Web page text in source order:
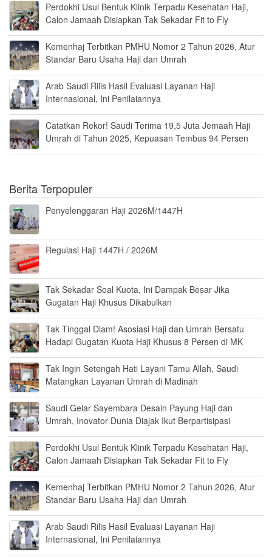
Perdokhi Usul Bentuk Klinik Terpadu Kesehatan Haji,
Calon Jamaah Disiapkan Tak Sekadar Fit to Fly
Kemenhaj Terbitkan PMHU Nomor 2 Tahun 2026, Atur
Standar Baru Usaha Haji dan Umrah
Arab Saudi Rilis Hasil Evaluasi Layanan Haji
Internasional, Ini Penilaiannya
Catatkan Rekor! Saudi Terima 19,5 Juta Jemaah Haji
Umrah di Tahun 2025, Kepuasan Tembus 94 Persen
Berita Terpopuler
Penyelenggaran Haji 2026M/1447H
Regulasi Haji 1447H / 2026M
Tak Sekadar Soal Kuota, Ini Dampak Besar Jika
Gugatan Haji Khusus Dikabulkan
Tak Tinggal Diam! Asosiasi Haji dan Umrah Bersatu
Hadapi Gugatan Kuota Haji Khusus 8 Persen di MK
Tak Ingin Setengah Hati Layani Tamu Allah, Saudi
Matangkan Layanan Umrah di Madinah
Saudi Gelar Sayembara Desain Payung Haji dan
Umrah, Inovator Dunia Diajak Ikut Berpartisipasi
Perdokhi Usul Bentuk Klinik Terpadu Kesehatan Haji,
Calon Jamaah Disiapkan Tak Sekadar Fit to Fly
Kemenhaj Terbitkan PMHU Nomor 2 Tahun 2026, Atur
Standar Baru Usaha Haji dan Umrah
Arab Saudi Rilis Hasil Evaluasi Layanan Haji
Internasional, Ini Penilaiannya